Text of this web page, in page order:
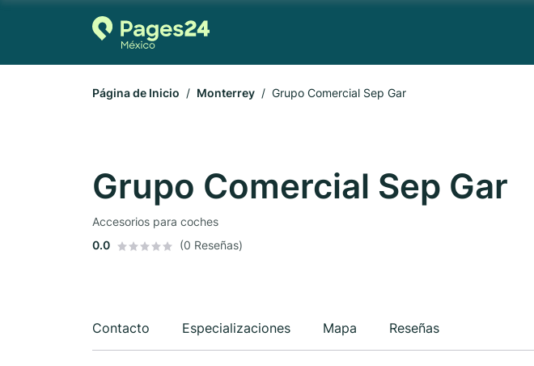
Página de Inicio Monterrey Grupo Comercial Sep Gar
Grupo Comercial Sep Gar
Accesorios para coches
0.0
(0 Reseñas)
Contacto Especializaciones Mapa Reseñas